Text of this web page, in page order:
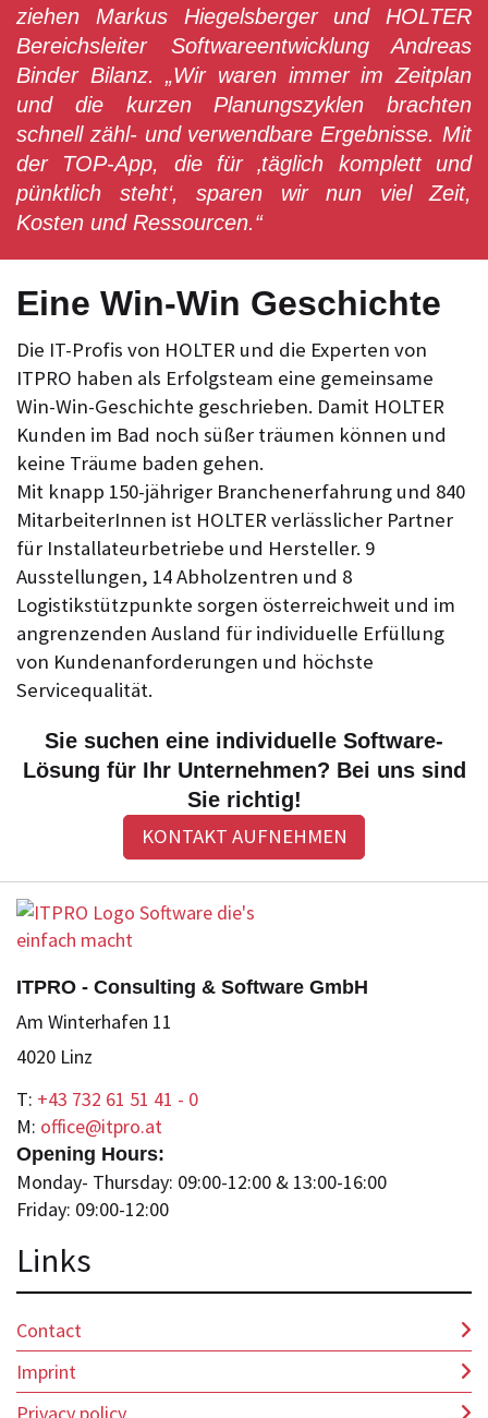
ziehen Markus Hiegelsberger und HOLTER
Bereichsleiter Softwareentwicklung Andreas
Binder Bilanz. „Wir waren immer im Zeitplan
und die kurzen Planungszyklen brachten
schnell zähl- und verwendbare Ergebnisse. Mit
der TOP-App, die für ‚täglich komplett und
pünktlich steht‘, sparen wir nun viel Zeit,
Kosten und Ressourcen.“
Eine Win-Win Geschichte
Die IT-Profis von HOLTER und die Experten von
ITPRO haben als Erfolgsteam eine gemeinsame
Win-Win-Geschichte geschrieben. Damit HOLTER
Kunden im Bad noch süßer träumen können und
keine Träume baden gehen.
Mit knapp 150-jähriger Branchenerfahrung und 840
MitarbeiterInnen ist HOLTER verlässlicher Partner
für Installateurbetriebe und Hersteller. 9
Ausstellungen, 14 Abholzentren und 8
Logistikstützpunkte sorgen österreichweit und im
angrenzenden Ausland für individuelle Erfüllung
von Kundenanforderungen und höchste
Servicequalität.
Sie suchen eine individuelle Software-
Lösung für Ihr Unternehmen? Bei uns sind
Sie richtig!
KONTAKT AUFNEHMEN
ITPRO - Consulting & Software GmbH
Am Winterhafen 11
4020 Linz
T: +43 732 61 51 41 - 0
M: office@itpro.at
Opening Hours:
Monday- Thursday: 09:00-12:00 & 13:00-16:00
Friday: 09:00-12:00
Links
Contact
Imprint